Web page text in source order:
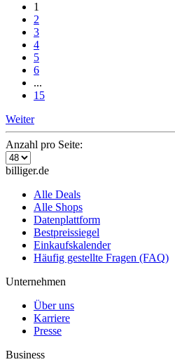
1
2
3
4
5
6
...
15
Weiter
Anzahl pro Seite:
billiger.de
Alle Deals
Alle Shops
Datenplattform
Bestpreissiegel
Einkaufskalender
Häufig gestellte Fragen (FAQ)
Unternehmen
Über uns
Karriere
Presse
Business